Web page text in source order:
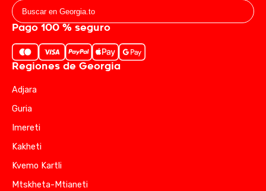
Pago 100 % seguro
Regiones de Georgia
Adjara
Guria
Imereti
Kakheti
Kvemo Kartli
Mtskheta-Mtianeti